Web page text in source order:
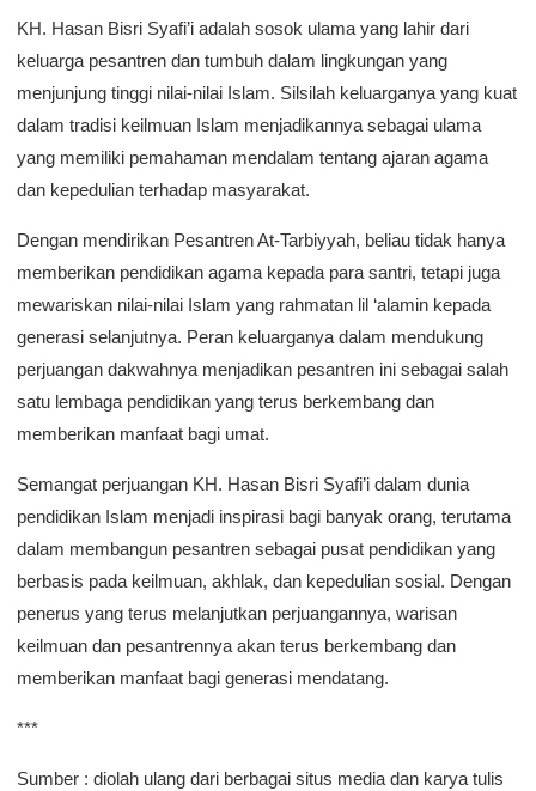
KH. Hasan Bisri Syafi’i adalah sosok ulama yang lahir dari
keluarga pesantren dan tumbuh dalam lingkungan yang
menjunjung tinggi nilai-nilai Islam. Silsilah keluarganya yang kuat
dalam tradisi keilmuan Islam menjadikannya sebagai ulama
yang memiliki pemahaman mendalam tentang ajaran agama
dan kepedulian terhadap masyarakat.
Dengan mendirikan Pesantren At-Tarbiyyah, beliau tidak hanya
memberikan pendidikan agama kepada para santri, tetapi juga
mewariskan nilai-nilai Islam yang rahmatan lil ‘alamin kepada
generasi selanjutnya. Peran keluarganya dalam mendukung
perjuangan dakwahnya menjadikan pesantren ini sebagai salah
satu lembaga pendidikan yang terus berkembang dan
memberikan manfaat bagi umat.
Semangat perjuangan KH. Hasan Bisri Syafi’i dalam dunia
pendidikan Islam menjadi inspirasi bagi banyak orang, terutama
dalam membangun pesantren sebagai pusat pendidikan yang
berbasis pada keilmuan, akhlak, dan kepedulian sosial. Dengan
penerus yang terus melanjutkan perjuangannya, warisan
keilmuan dan pesantrennya akan terus berkembang dan
memberikan manfaat bagi generasi mendatang.
***
Sumber : diolah ulang dari berbagai situs media dan karya tulis